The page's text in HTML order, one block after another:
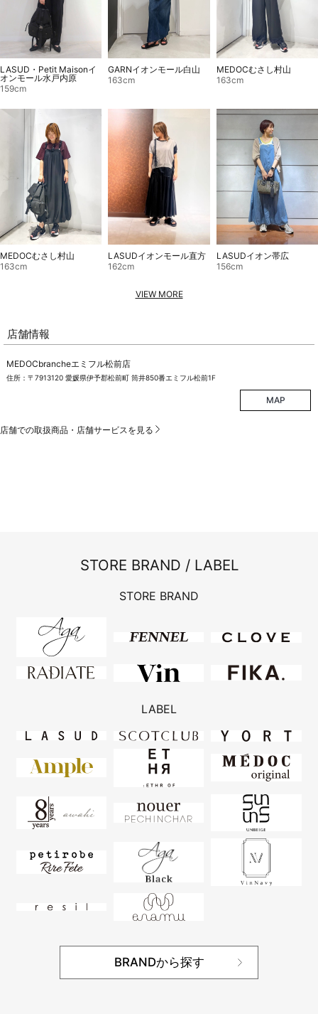
LASUD・Petit Maisonイ
オンモール水戸内原
159cm
GARNイオンモール白山
163cm
MEDOCむさし村山
163cm
MEDOCむさし村山
163cm
LASUDイオンモール直方
162cm
LASUDイオン帯広
156cm
VIEW MORE
店舗情報
MEDOCbrancheエミフル松前店
住所：〒7913120 愛媛県伊予郡松前町 筒井850番エミフル松前1F
MAP
店舗での取扱商品・店舗サービスを見る
STORE BRAND / LABEL
STORE BRAND
LABEL
BRANDから探す